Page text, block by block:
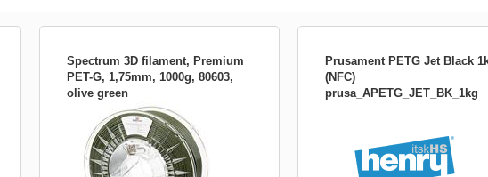
Spectrum 3D filament, Premium
PET-G, 1,75mm, 1000g, 80603,
olive green
Vysoká transparentnosť a chemická
odolnosť Premium PET-G je materiál na
báze glykolem modifikovaného
polyethylentereftalátu. Položky potlačené
pomocou tohoto materiálu majú vysoký
obsah kryštalickej fázy, čo umožňuje efekt
takmer priehľadnosti vyrábaný...
Prusament PETG Jet Black
(NFC)
prusa_APETG_JET_BK_1kg